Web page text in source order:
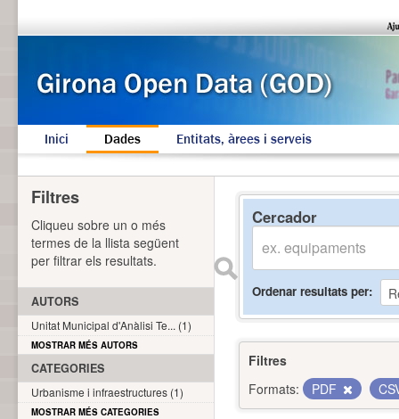
Inici Dades Entitats, àrees i serveis
Cercador
Ordenar resultats per
Filtres
Formats:
PDF
Filtres
Cliqueu sobre un o més
termes de la llista següent
per filtrar els resultats.
AUTORS
Unitat Municipal d'Anàlisi Te... (1)
MOSTRAR MÉS AUTORS
CATEGORIES
Urbanisme i infraestructures (1)
MOSTRAR MÉS CATEGORIES